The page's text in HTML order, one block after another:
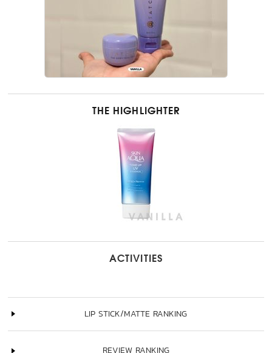
THE HIGHLIGHTER
ACTIVITIES
LIP STICK/MATTE RANKING
REVIEW RANKING